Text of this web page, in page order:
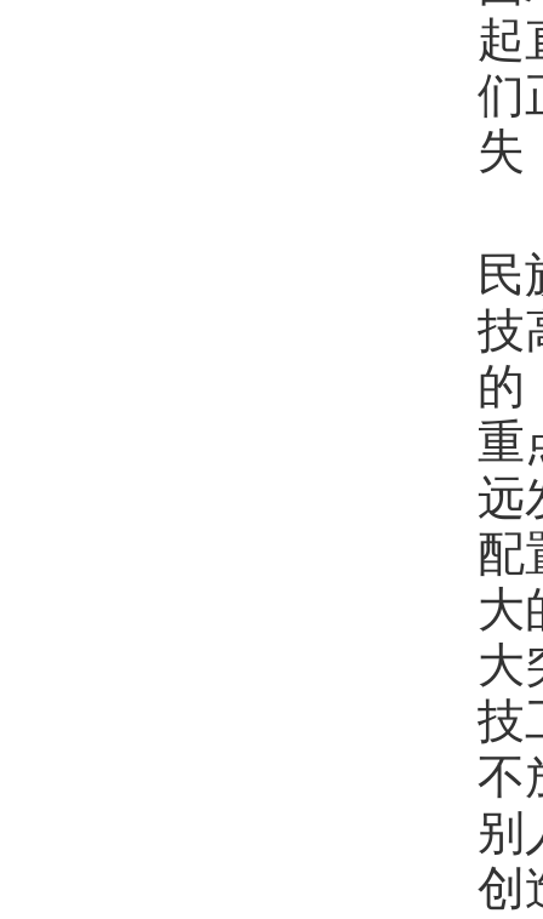
起
们
失
民
技
的
重
远
配
大
大
技
不
别
创